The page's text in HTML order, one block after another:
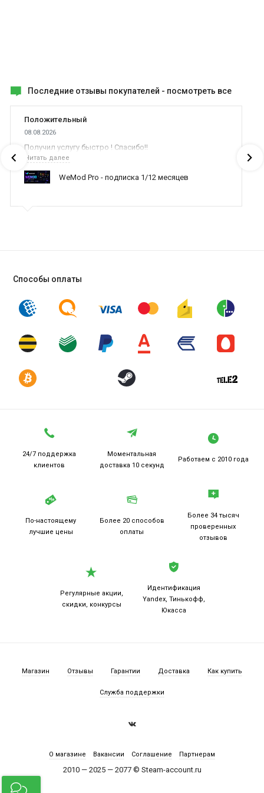
Последние отзывы покупателей - посмотреть все
Положительный
08.08.2026
Получил услугу быстро ! Спасибо!!
Читать далее
WeMod Pro - подписка 1/12 месяцев
Способы оплаты
24/7 поддержка
клиентов
Моментальная
доставка 10 секунд
Работаем с 2010 года
По-настоящему
лучшие цены
Более 20 способов
оплаты
Более 34 тысяч
проверенных
отзывов
Регулярные акции,
скидки, конкурсы
Идентификация
Yandex, Тинькофф,
Юкасса
Магазин Отзывы Гарантии Доставка Как купить
Служба поддержки
2010 — 2025 — 2077 © Steam-account.ru
О магазине Вакансии Соглашение Партнерам